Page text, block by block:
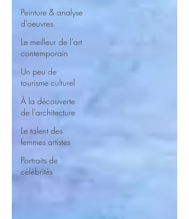
Peinture & analyse
d'oeuvres
Le meilleur de l'art
contemporain
Un peu de
tourisme culturel
À la découverte
de l'architecture
Le talent des
femmes artistes
Portraits de
célébrités